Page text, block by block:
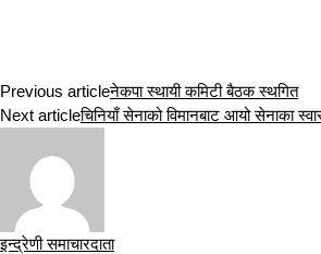
Previous articleनेकपा स्थायी कमिटी बैठक स्थगित
Next articleचिनियाँ सेनाको विमानबाट आयो सेनाका
इन्द्रेणी समाचारदाता